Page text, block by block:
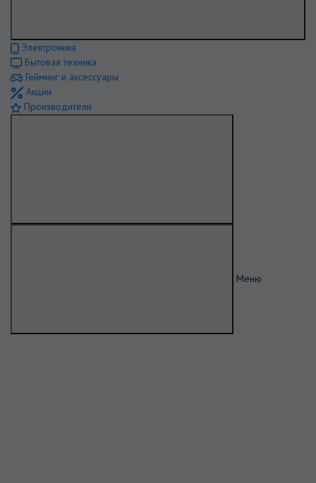
Электроника
Бытовая техника
Гейминг и аксессуары
Акции
Производители
Меню